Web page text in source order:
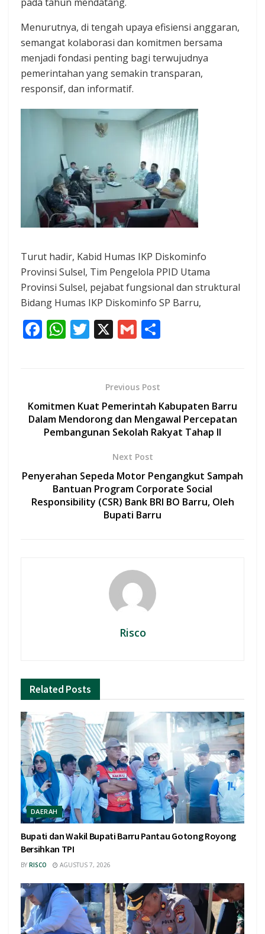
Menurutnya, di tengah upaya efisiensi anggaran,
semangat kolaborasi dan komitmen bersama
menjadi fondasi penting bagi terwujudnya
pemerintahan yang semakin transparan,
responsif, dan informatif.
Turut hadir, Kabid Humas IKP Diskominfo
Provinsi Sulsel, Tim Pengelola PPID Utama
Provinsi Sulsel, pejabat fungsional dan struktural
Bidang Humas IKP Diskominfo SP Barru,
F
o
o
k
W
A
p
p
T
er
X G
l
Previous Post
Komitmen Kuat Pemerintah Kabupaten Barru
Dalam Mendorong dan Mengawal Percepatan
Pembangunan Sekolah Rakyat Tahap II
Next Post
Penyerahan Sepeda Motor Pengangkut Sampah
Bantuan Program Corporate Social
Responsibility (CSR) Bank BRI BO Barru, Oleh
Bupati Barru
Risco
Related Posts
DAERAH
Bupati dan Wakil Bupati Barru Pantau Gotong Royong
Bersihkan TPI
BY RISCO AGUSTUS 7, 2026